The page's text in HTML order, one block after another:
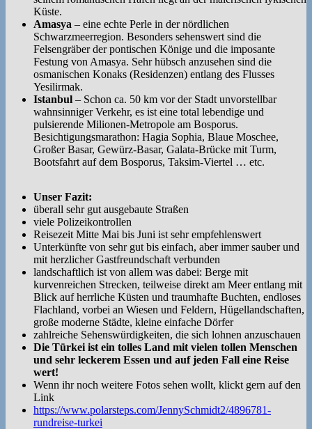
Küste.
Amasya – eine echte Perle in der nördlichen
Schwarzmeerregion. Besonders sehenswert sind die
Felsengräber der pontischen Könige und die imposante
Festung von Amasya. Sehr hübsch anzusehen sind die
osmanischen Konaks (Residenzen) entlang des Flusses
Yesilirmak.
Istanbul – Schon ca. 50 km vor der Stadt unvorstellbar
wahnsinniger Verkehr, es ist eine total lebendige und
pulsierende Milionen-Metropole am Bosporus.
Besichtigungsmarathon: Hagia Sophia, Blaue Moschee,
Großer Basar, Gewürz-Basar, Galata-Brücke mit Turm,
Bootsfahrt auf dem Bosporus, Taksim-Viertel … etc.
Unser Fazit:
überall sehr gut ausgebaute Straßen
viele Polizeikontrollen
Reisezeit Mitte Mai bis Juni ist sehr empfehlenswert
Unterkünfte von sehr gut bis einfach, aber immer sauber und
mit herzlicher Gastfreundschaft verbunden
landschaftlich ist von allem was dabei: Berge mit
kurvenreichen Strecken, teilweise direkt am Meer entlang mit
Blick auf herrliche Küsten und traumhafte Buchten, endloses
Flachland, vorbei an Wiesen und Feldern, Hügellandschaften,
große moderne Städte, kleine einfache Dörfer
zahlreiche Sehenswürdigkeiten, die sich lohnen anzuschauen
Die Türkei ist ein tolles Land mit vielen tollen Menschen
und sehr leckerem Essen und auf jeden Fall eine Reise
wert!
Wenn ihr noch weitere Fotos sehen wollt, klickt gern auf den
Link
https://www.polarsteps.com/JennySchmidt2/4896781-
rundreise-turkei